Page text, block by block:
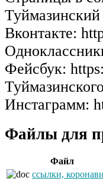
Вконтакте:
Фейсбук:
Инстаграмм:
Файлы для
Файл
ссылки,